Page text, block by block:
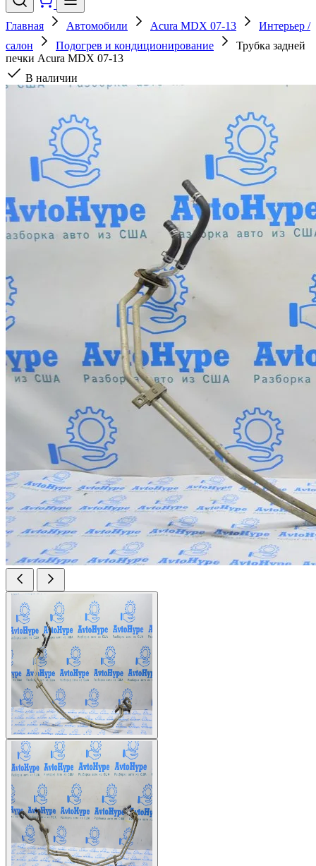
Главная Автомобили Acura MDX 07-13
Интерьер /
салон
Подогрев и кондиционирование
Трубка задней
печки Acura MDX 07-13
В наличии